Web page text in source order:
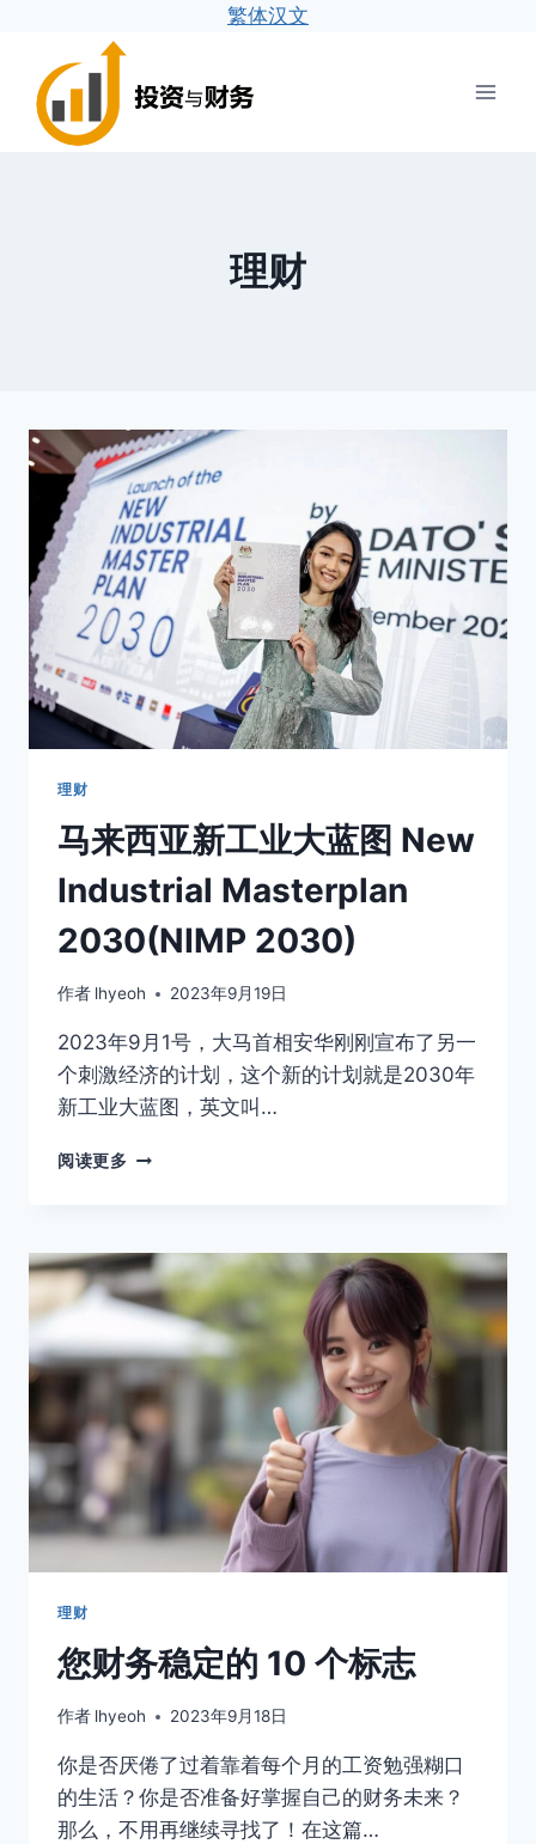
繁体汉文
理财
理财
马来西亚新工业大蓝图 New
Industrial Masterplan
2030(NIMP 2030)
作者 lhyeoh 2023年9月19日
2023年9月1号，大马首相安华刚刚宣布了另一
个刺激经济的计划，这个新的计划就是2030年
新工业大蓝图，英文叫…
阅读更多
新
工
业
蓝
图
NEW
INDUSTRIAL
MASTERPLAN
2030(NIMP
理财
您财务稳定的 10 个标志
作者 lhyeoh 2023年9月18日
你是否厌倦了过着靠着每个月的工资勉强糊口
的生活？你是否准备好掌握自己的财务未来？
那么，不用再继续寻找了！在这篇…